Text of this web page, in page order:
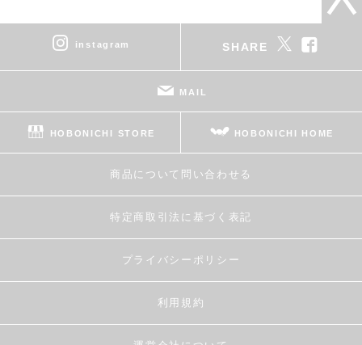
instagram SHARE
MAIL
HOBONICHI STORE HOBONICHI HOME
商品について問い合わせる
特定商取引法に基づく表記
プライバシーポリシー
利用規約